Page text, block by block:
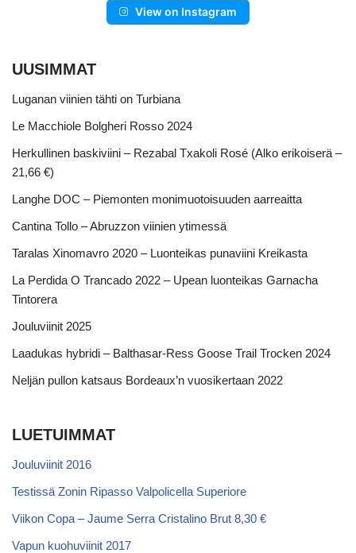
View on Instagram
UUSIMMAT
Luganan viinien tähti on Turbiana
Le Macchiole Bolgheri Rosso 2024
Herkullinen baskiviini – Rezabal Txakoli Rosé (Alko erikoiserä –
21,66 €)
Langhe DOC – Piemonten monimuotoisuuden aarreaitta
Cantina Tollo – Abruzzon viinien ytimessä
Taralas Xinomavro 2020 – Luonteikas punaviini Kreikasta
La Perdida O Trancado 2022 – Upean luonteikas Garnacha
Tintorera
Jouluviinit 2025
Laadukas hybridi – Balthasar-Ress Goose Trail Trocken 2024
Neljän pullon katsaus Bordeaux’n vuosikertaan 2022
LUETUIMMAT
Jouluviinit 2016
Testissä Zonin Ripasso Valpolicella Superiore
Viikon Copa – Jaume Serra Cristalino Brut 8,30 €
Vapun kuohuviinit 2017